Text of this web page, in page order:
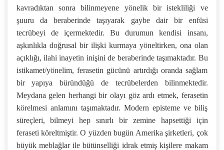
kavradıktan sonra bilinmeyene yönelik bir istekliliği ve
şuuru da beraberinde taşıyarak gaybe dair bir enfüsi
tecrübeyi de içermektedir. Bu durumun kendisi insanı,
aşkınlıkla doğrusal bir ilişki kurmaya yöneltirken, ona olan
açıklığı, ilahi inayetin inişini de beraberinde taşımaktadır. Bu
istikamet/yönelim, ferasetin gücünü artırdığı oranda sağlam
bir yapıya büründüğü de tecrübelerden bilinmektedir.
Meydana gelen herhangi bir olayı göz ardı etmek, ferasetin
körelmesi anlamını taşımaktadır. Modern episteme ve biliş
süreçleri, bilmeyi hep sınırlı bir zemine hapsettiği için
feraseti köreltmiştir. O yüzden bugün Amerika şirketleri, çok
büyük meblağlar ile bütünselliği idrak etmiş kişilere makam